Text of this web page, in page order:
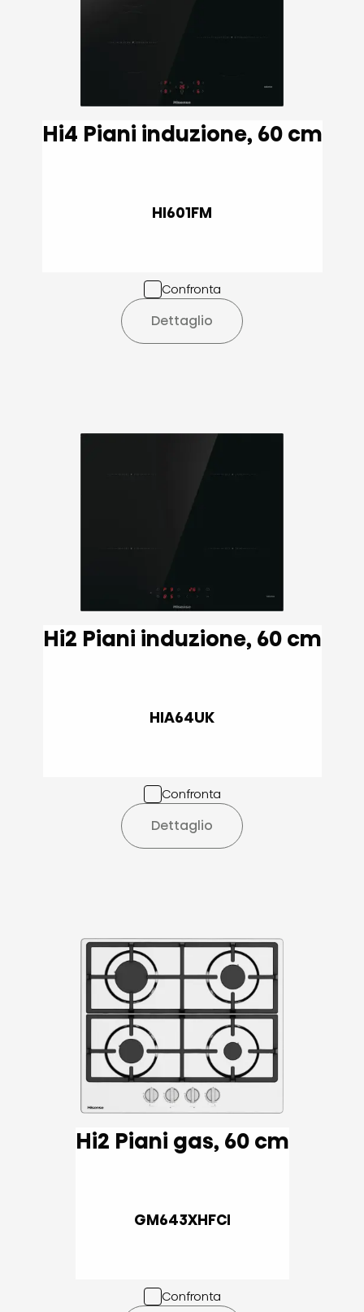
Hi4 Piani induzione, 60 cm
HI601FM
Confronta
Dettaglio
Hi2 Piani induzione, 60 cm
HIA64UK
Confronta
Dettaglio
Hi2 Piani gas, 60 cm
GM643XHFCI
Confronta